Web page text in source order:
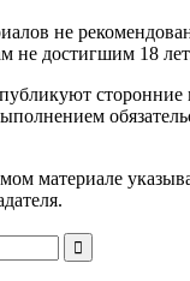
не
не достигшим 18
сторонние
материале